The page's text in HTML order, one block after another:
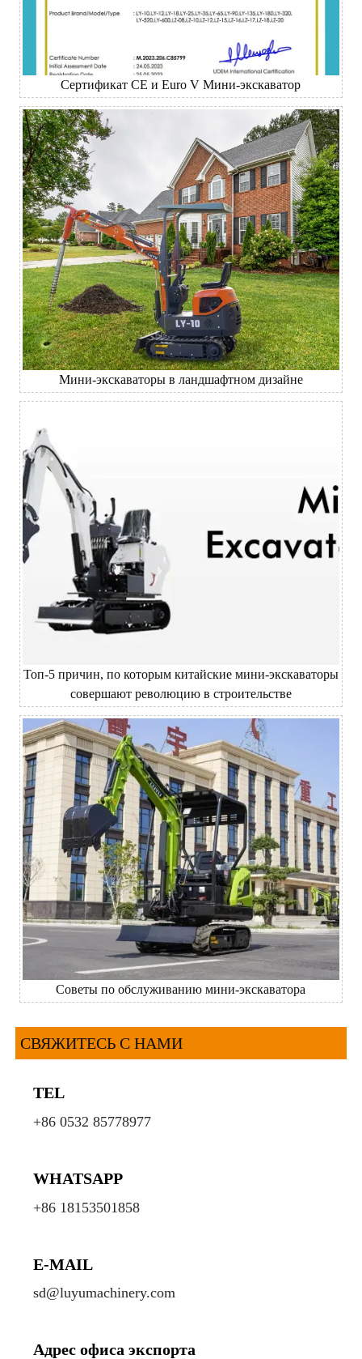
Сертификат CE и Euro V Мини-экскаватор
Мини-экскаваторы в ландшафтном дизайне
Топ-5 причин, по которым китайские мини-экскаваторы
совершают революцию в строительстве
Советы по обслуживанию мини-экскаватора
СВЯЖИТЕСЬ С НАМИ
TEL
+86 0532 85778977
WHATSAPP
+86 18153501858
E-MAIL
sd@luyumachinery.com
Адрес офиса экспорта